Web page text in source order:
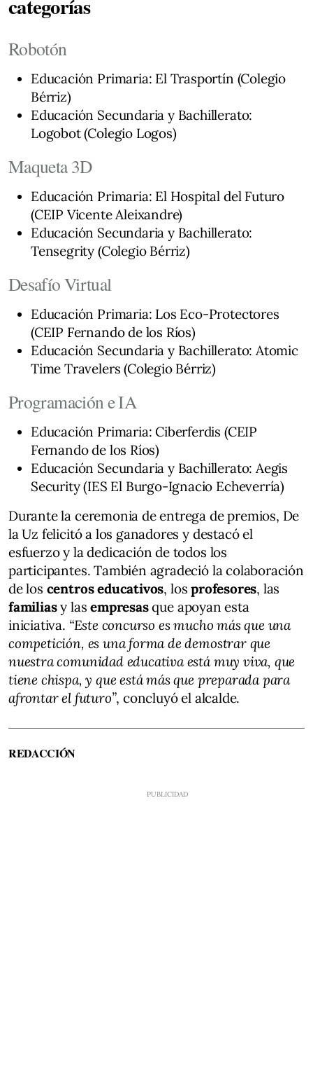
categorías
Robotón
Educación Primaria: El Trasportín (Colegio
Bérriz)
Educación Secundaria y Bachillerato:
Logobot (Colegio Logos)
Maqueta 3D
Educación Primaria: El Hospital del Futuro
(CEIP Vicente Aleixandre)
Educación Secundaria y Bachillerato:
Tensegrity (Colegio Bérriz)
Desafío Virtual
Educación Primaria: Los Eco-Protectores
(CEIP Fernando de los Ríos)
Educación Secundaria y Bachillerato: Atomic
Time Travelers (Colegio Bérriz)
Programación e IA
Educación Primaria: Ciberferdis (CEIP
Fernando de los Ríos)
Educación Secundaria y Bachillerato: Aegis
Security (IES El Burgo-Ignacio Echeverría)
Durante la ceremonia de entrega de premios, De
la Uz felicitó a los ganadores y destacó el
esfuerzo y la dedicación de todos los
participantes. También agradeció la colaboración
de los centros educativos, losprofesores, las
familiasy lasempresasque apoyan esta
iniciativa. “Este concurso es mucho más que una
competición, es una forma de demostrar que
nuestra comunidad educativa está muy viva, que
tiene chispa, y que está más que preparada para
afrontar el futuro”, concluyó el alcalde.
REDACCIÓN